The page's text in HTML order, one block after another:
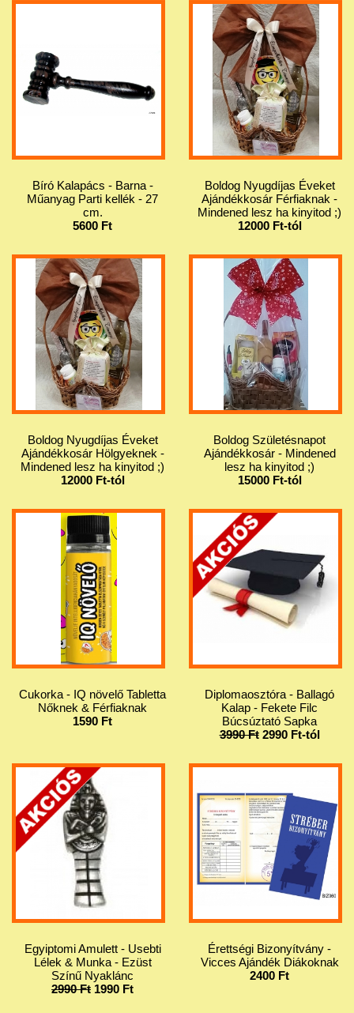
Bíró Kalapács - Barna -
Műanyag Parti kellék - 27
cm.
5600 Ft
Boldog Nyugdíjas Éveket
Ajándékkosár Férfiaknak -
Mindened lesz ha kinyitod ;)
12000 Ft-tól
Boldog Nyugdíjas Éveket
Ajándékkosár Hölgyeknek -
Mindened lesz ha kinyitod ;)
12000 Ft-tól
Boldog Születésnapot
Ajándékkosár - Mindened
lesz ha kinyitod ;)
15000 Ft-tól
Cukorka - IQ növelő Tabletta
Nőknek & Férfiaknak
1590 Ft
Diplomaosztóra - Ballagó
Kalap - Fekete Filc
Búcsúztató Sapka
3990 Ft2990 Ft-tól
Egyiptomi Amulett - Usebti
Lélek & Munka - Ezüst
Színű Nyaklánc
2990 Ft 1990 Ft
Érettségi Bizonyítvány -
Vicces Ajándék Diákoknak
2400 Ft